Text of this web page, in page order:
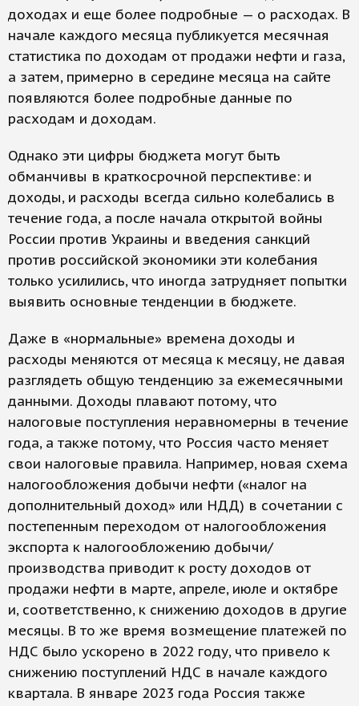
доходах и еще более подробные — о расходах. В
начале каждого месяца публикуется месячная
статистика по доходам от продажи нефти и газа,
а затем, примерно в середине месяца на сайте
появляются более подробные данные по
расходам и доходам.
Однако эти цифры бюджета могут быть
обманчивы в краткосрочной перспективе: и
доходы, и расходы всегда сильно колебались в
течение года, а после начала открытой войны
России против Украины и введения санкций
против российской экономики эти колебания
только усилились, что иногда затрудняет попытки
выявить основные тенденции в бюджете.
Даже в «нормальные» времена доходы и
расходы меняются от месяца к месяцу, не давая
разглядеть общую тенденцию за ежемесячными
данными. Доходы плавают потому, что
налоговые поступления неравномерны в течение
года, а также потому, что Россия часто меняет
свои налоговые правила. Например, новая схема
налогообложения добычи нефти («налог на
дополнительный доход» или НДД) в сочетании с
постепенным переходом от налогообложения
экспорта к налогообложению добычи/
производства приводит к росту доходов от
продажи нефти в марте, апреле, июле и октябре
и, соответственно, к снижению доходов в другие
месяцы. В то же время возмещение платежей по
НДС было ускорено в 2022 году, что привело к
снижению поступлений НДС в начале каждого
квартала. В январе 2023 года Россия также